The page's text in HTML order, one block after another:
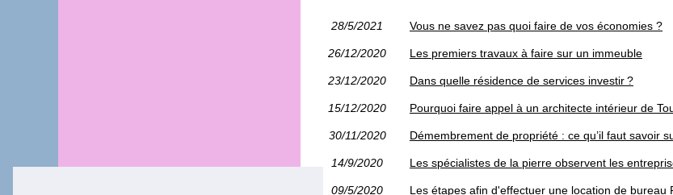
28/5/2021 Vous ne savez pas quoi faire de vos économies ?
26/12/2020 Les premiers travaux à faire sur un immeuble
23/12/2020 Dans quelle résidence de services investir ?
15/12/2020 Pourquoi faire appel à un architecte intérieur de
30/11/2020 Démembrement de propriété : ce qu’il faut savoir
14/9/2020 Les spécialistes de la pierre observent les
09/5/2020 Les étapes afin d'effectuer une location de bureau